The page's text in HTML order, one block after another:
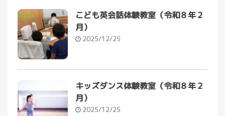
こども英会話体験教室（令和８年２
月）
2025/12/25
キッズダンス体験教室（令和８年２
月）
2025/12/25